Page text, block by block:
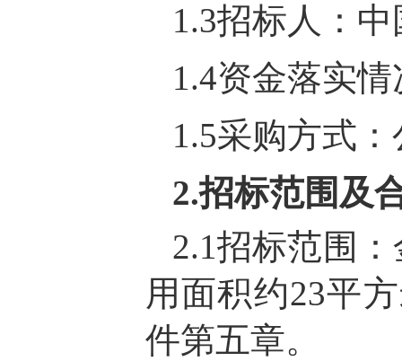
1.3招标人：
1.4资金落实
1.5采购方式
2.招标范围及
2.1招标范围
用面积约23平
件第五章。